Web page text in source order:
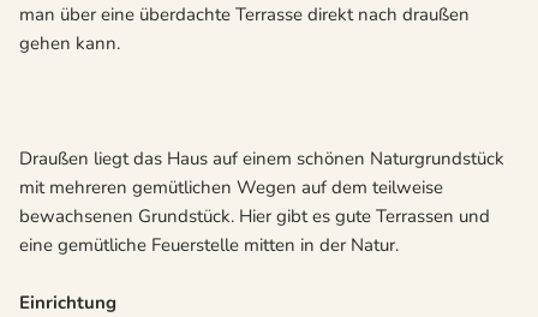
man über eine überdachte Terrasse direkt nach draußen
gehen kann.
Draußen liegt das Haus auf einem schönen Naturgrundstück
mit mehreren gemütlichen Wegen auf dem teilweise
bewachsenen Grundstück. Hier gibt es gute Terrassen und
eine gemütliche Feuerstelle mitten in der Natur.
Einrichtung